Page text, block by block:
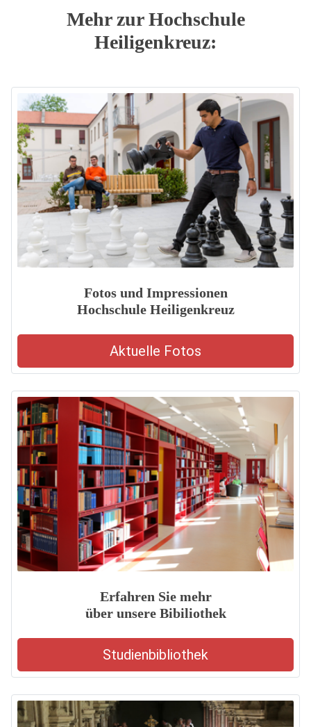
Mehr zur Hochschule
Heiligenkreuz:
Fotos und Impressionen
Hochschule Heiligenkreuz
Aktuelle Fotos
Erfahren Sie mehr
über unsere Bibiliothek
Studienbibliothek